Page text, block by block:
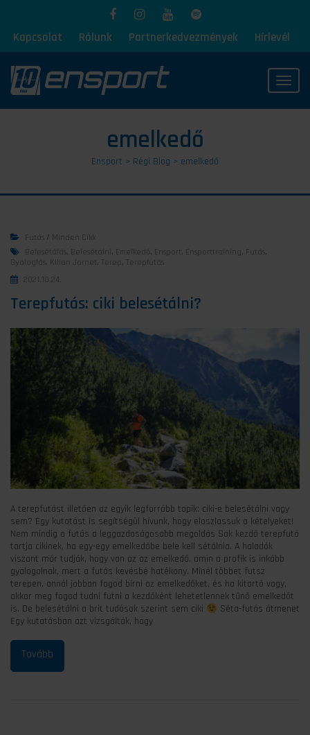
Kapcsolat Rólunk Partnerkedvezmények Hírlevél
emelkedő
Ensport > Régi Blog > emelkedő
Futás / Minden Cikk
Belesétálás, Belesétálni, Emelkedő, Ensport , Ensporttraining, Futás,
Gyaloglás, Kilian Jornet , Terep , Terepfutás
2021.10.24.
Terepfutás: ciki belesétálni?
A terepfutást illetően az egyik legforróbb topik: ciki-e belesétálni vagy
sem? Egy kutatást is segítségül hívunk, hogy eloszlassuk a kételyeket!
Nem mindig a futás a leggazdaságosabb megoldás Sok kezdő terepfutó
tartja cikinek, ha egy-egy emelkedőbe bele kell sétálnia. A haladók
viszont már tudják, hogy van az az emelkedő, amin a profik is inkább
gyalogolnak, mert a futás kevésbé hatékony. Minél többet futsz
terepen, annál jobban fogod bírni az emelkedőket, és ha kitartó vagy,
akkor meg fogod tudni futni a kezdőként lehetetlennek tűnő emelkedőt
is. De belesétálni a brit tudósok szerint sem ciki
Séta-futás átmenet
Egy kutatásban azt vizsgálták, hogy